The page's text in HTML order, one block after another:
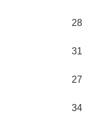
28
31
27
34